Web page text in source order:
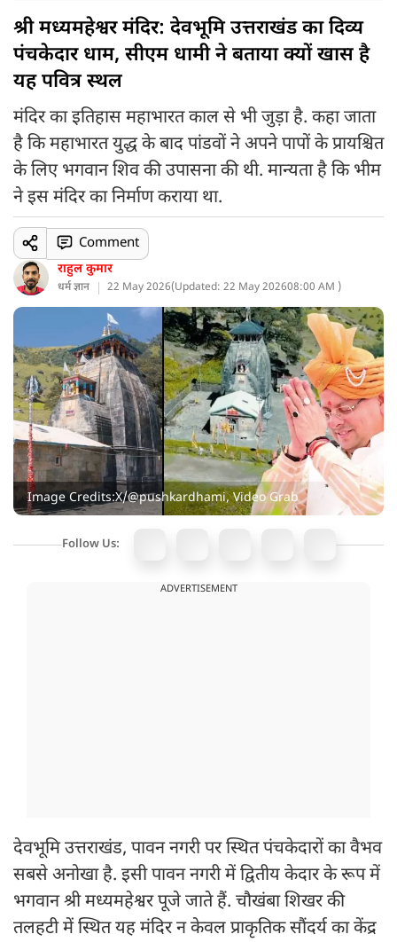
श्री मध्यमहेश्वर मंदिर: देवभूमि उत्तराखंड का दिव्य
पंचकेदार धाम, सीएम धामी ने बताया क्यों खास है
यह पवित्र स्थल
मंदिर का इतिहास महाभारत काल से भी जुड़ा है. कहा जाता
है कि महाभारत युद्ध के बाद पांडवों ने अपने पापों के प्रायश्चित
के लिए भगवान शिव की उपासना की थी. मान्यता है कि भीम
ने इस मंदिर का निर्माण कराया था.
राहुल कुमार
धर्म ज्ञान 22 May 2026(Updated: 22 May 202608:00 AM )
Comment
Image Credits:X/@pushkardhami, Video Grab
Follow Us:
ADVERTISEMENT
देवभूमि उत्तराखंड, पावन नगरी पर स्थित पंचकेदारों का वैभव
सबसे अनोखा है. इसी पावन नगरी में द्वितीय केदार के रूप में
भगवान श्री मध्यमहेश्वर पूजे जाते हैं. चौखंबा शिखर की
तलहटी में स्थित यह मंदिर न केवल प्राकृतिक सौंदर्य का केंद्र